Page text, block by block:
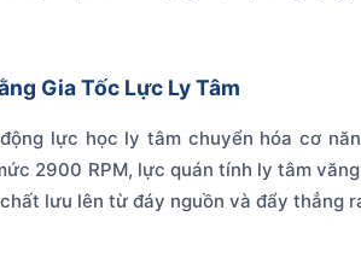
Gia Tốc Lực Ly Tâm
lực học ly tâm chuyển hóa cơ
2900 RPM, lực quán tính ly tâm
lưu lên từ đáy nguồn và đẩy thẳng